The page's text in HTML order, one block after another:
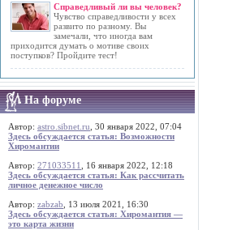
Справедливый ли вы человек?
Чувство справедливости у всех
развито по разному. Вы
замечали, что иногда вам
приходится думать о мотиве своих
поступков? Пройдите тест!
На форуме
Автор: astro.sibnet.ru , 30 января 2022, 07:04
Здесь обсуждается статья: Возможности
Хиромантии
Автор: 271033511
, 16 января 2022, 12:18
Здесь обсуждается статья: Как рассчитать
личное денежное число
Автор: zabzab , 13 июля 2021, 16:30
Здесь обсуждается статья: Хиромантия —
это карта жизни